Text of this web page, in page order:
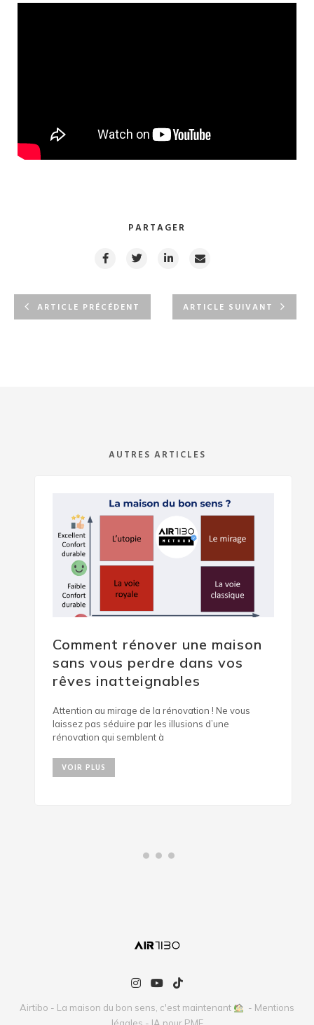
PARTAGER
ARTICLE PRÉCÉDENT ARTICLE SUIVANT
AUTRES ARTICLES
Comment rénover une maison
sans vous perdre dans vos
rêves inatteignables
Attention au mirage de la rénovation ! Ne vous
laissez pas séduire par les illusions d’une
rénovation qui semblent à
VOIR PLUS
Airtibo - La maison du bon sens, c'est maintenant - Mentions